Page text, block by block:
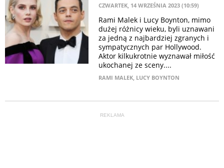
CZWARTEK, 14 WRZEŚNIA 2023 (10:59)
Rami Malek i Lucy Boynton, mimo
dużej różnicy wieku, byli uznawani
za jedną z najbardziej zgranych i
sympatycznych par Hollywood.
Aktor kilkukrotnie wyznawał miłość
ukochanej ze sceny....
RAMI MALEK, LUCY BOYNTON
REKLAMA